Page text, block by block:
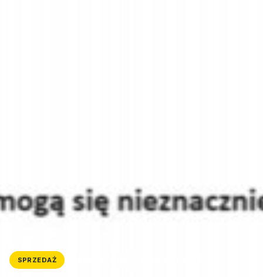
SPRZEDAŻ